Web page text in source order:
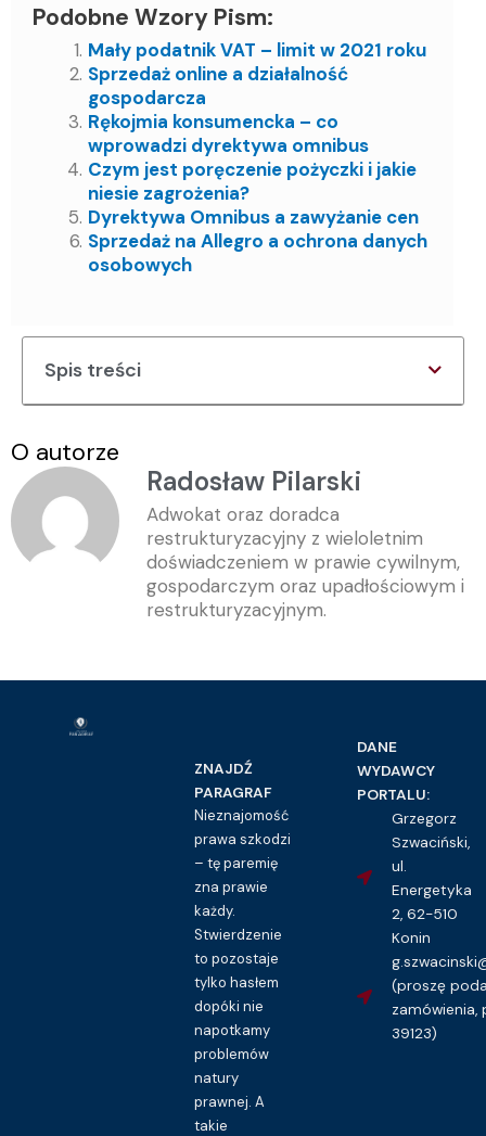
Podobne Wzory Pism:
Mały podatnik VAT – limit w 2021 roku
Sprzedaż online a działalność
gospodarcza
Rękojmia konsumencka – co
wprowadzi dyrektywa omnibus
Czym jest poręczenie pożyczki i jakie
niesie zagrożenia?
Dyrektywa Omnibus a zawyżanie cen
Sprzedaż na Allegro a ochrona danych
osobowych
Spis treści
O autorze
Radosław Pilarski
Adwokat oraz doradca
restrukturyzacyjny z wieloletnim
doświadczeniem w prawie cywilnym,
gospodarczym oraz upadłościowym i
restrukturyzacyjnym.
ZNAJDŹ
PARAGRAF
Nieznajomość
prawa szkodzi
– tę paremię
zna prawie
każdy.
Stwierdzenie
to pozostaje
tylko hasłem
dopóki nie
napotkamy
problemów
natury
prawnej. A
takie
DANE
WYDAWCY
PORTALU:
Grzegorz
Szwaciński,
ul.
Energetyka
2, 62-510
Konin
(proszę
zamówienia,
39123)